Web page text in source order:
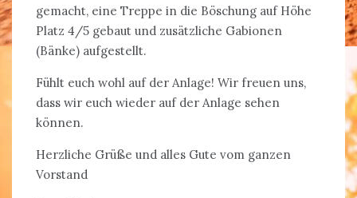
gemacht, eine Treppe in die Böschung auf Höhe
Platz 4/5 gebaut und zusätzliche Gabionen
(Bänke) aufgestellt.
Fühlt euch wohl auf der Anlage! Wir freuen uns,
dass wir euch wieder auf der Anlage sehen
können.
Herzliche Grüße und alles Gute vom ganzen
Vorstand